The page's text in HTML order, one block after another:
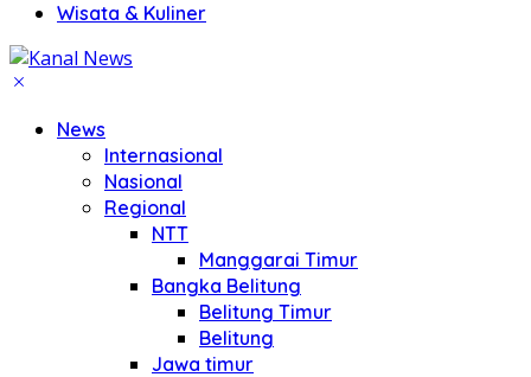
Wisata & Kuliner
News
Internasional
Nasional
Regional
NTT
Manggarai Timur
Bangka Belitung
Belitung Timur
Belitung
Jawa timur